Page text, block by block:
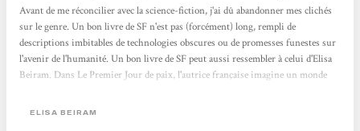
Avant de me réconcilier avec la science-fiction, j'ai dû abandonner mes clichés
sur le genre. Un bon livre de SF n'est pas (forcément) long, rempli de
descriptions imbitables de technologies obscures ou de promesses funestes sur
l'avenir de l'humanité. Un bon livre de SF peut aussi ressembler à celui d'Elisa
Beiram. Dans Le Premier Jour de paix, l'autrice française imagine un monde
petites, celles qui tuent des millions de personnes ou une dizaine, pour voler les
ELISA BEIRAM